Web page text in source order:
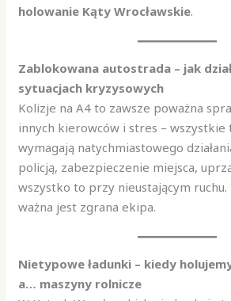
holowanie Kąty Wrocławskie.
Zablokowana autostrada – jak
sytuacjach kryzysowych
Kolizje na A4 to zawsze poważna
innych kierowców i stres –
wymagają natychmiastowego
policją, zabezpieczenie miejsca,
wszystko to przy nieustającym ruchu.
ważna jest zgrana ekipa.
Nietypowe ładunki – kiedy
a… maszyny rolnicze